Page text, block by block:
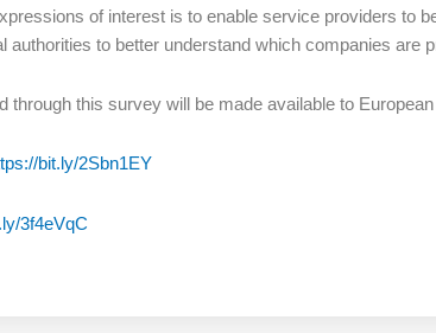
of interest is to enable service providers to
authorities to better understand which companies are
through this survey will be made available to
bit.ly/2Sbn1EY
3f4eVqC